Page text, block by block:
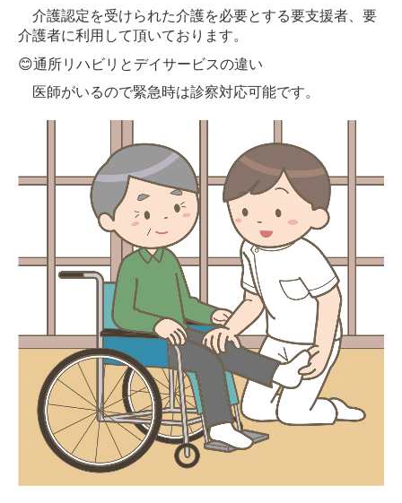
介護認定を受けられた介護を必要とする要支援者、要
介護者に利用して頂いております。
😊通所リハビリとデイサービスの違い
医師がいるので緊急時は診察対応可能です。